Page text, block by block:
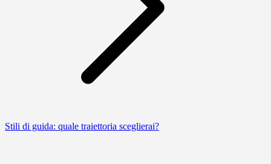
Stili di guida: quale traiettoria sceglierai?